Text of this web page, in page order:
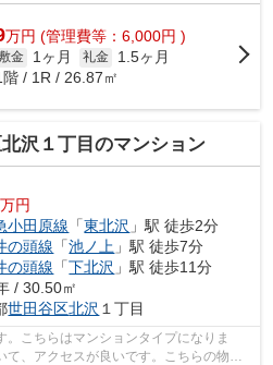
朝に慌...
万円 (管理費等：6,000円 )
金 1ヶ月 礼金
1.5ヶ月
階 / 1R / 26.87㎡
沢１丁目のマンション
万円
小田原線 「東北沢 」駅 徒歩2分
の頭線 「池ノ上 」駅 徒歩7分
の頭線 「下北沢 」駅 徒歩11分
/ 30.50㎡
世田谷区北沢 １丁目
こちらはマンションタイプになりま
、アクセスが良いです。こちらの物件